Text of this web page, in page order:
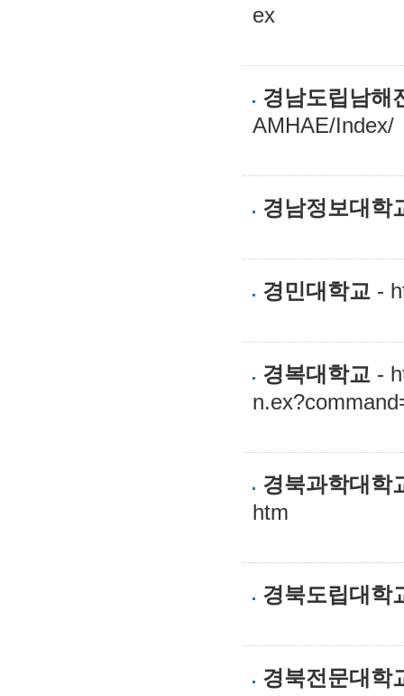
ex
경남도립남해
AMHAE/Index/
경남정보대학
경민대학교 -
경복대학교 -
경북과학대학
htm
경북도립대학
경북전문대학